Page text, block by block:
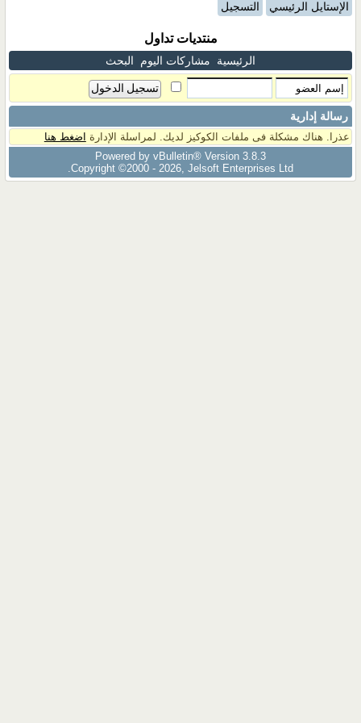
الإستايل الرئيسي التسجيل
منتديات تداول
الرئيسية مشاركات اليوم البحث
رسالة إدارية
عذرا. هناك مشكلة فى ملفات الكوكيز لديك. لمراسلة الإدارة اضغط هنا
Powered by vBulletin® Version 3.8.3
Copyright ©2000 - 2026, Jelsoft Enterprises Ltd.